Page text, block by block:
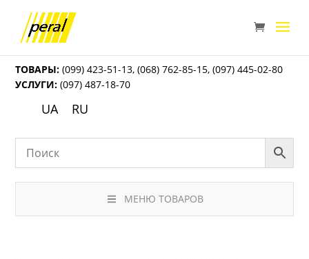
ТОВАРЫ: (099) 423-51-13,(068) 762-85-15,(097) 445-02-80
УСЛУГИ: (097) 487-18-70
UA RU
МЕНЮ ТОВАРОВ